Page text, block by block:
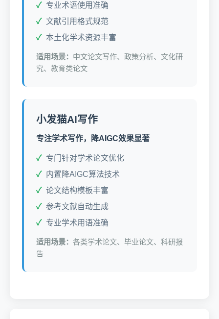
专业术语使用准确
文献引用格式规范
本土化学术资源丰富
适用场景： 中文论文写作、政策分析、文化研
究、教育类论文
小发猫AI写作
专注学术写作，降AIGC效果显著
专门针对学术论文优化
内置降AIGC算法技术
论文结构模板丰富
参考文献自动生成
专业学术用语准确
适用场景： 各类学术论文、毕业论文、科研报
告